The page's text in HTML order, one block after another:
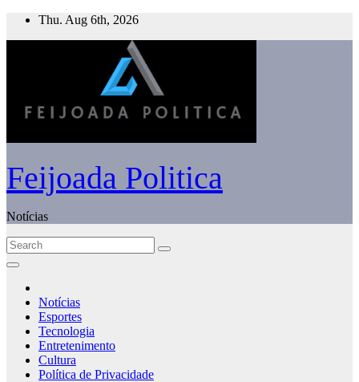
Skip
Thu. Aug 6th, 2026
Feijoada Politica
Notícias
Notícias
Esportes
Tecnologia
Entretenimento
Cultura
Política de Privacidade